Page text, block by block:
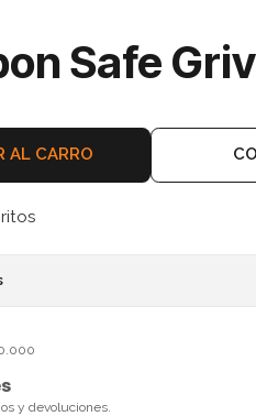
Safe
AL CARRO
y devoluciones.